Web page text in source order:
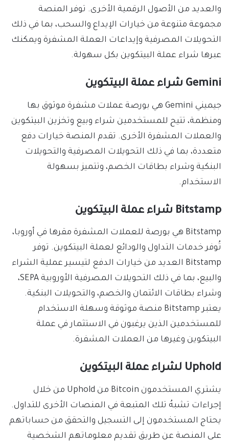
والعديد من الأصول الرقمية الأخرى. توفر المنصة
مجموعة متنوعة من خيارات الإيداع والسحب، بما في ذلك
التحويلات المصرفية وإيداعات العملة المشفرة ويمكنك
عبرها شراء عملة البيتكوين بكل سهولة.
Gemini شراء عملة البيتكوين
جيميني Gemini هي بورصة عملات مشفرة موثوق بها
ومنظمة، تتيح للمستخدمين شراء وبيع وتخزين البيتكوين
والعملات المشفرة الأخرى. تقدم المنصة خيارات دفع
متعددة، بما في ذلك التحويلات المصرفية والتحويلات
البنكية وشراء بطاقات الخصم، وتتميز بسهولة
الاستخدام.
Bitstamp شراء عملة البيتكوين
Bitstamp هي بورصة للعملات المشفرة مقرها في أوروبا،
تُوفر خدمات التداول والودائع لعملة البيتكوين. توفر
Bitstamp العديد من خيارات الدفع لتيسير عملية الشراء
والبيع، بما في ذلك التحويلات المصرفية الأوروبية SEPA،
وشراء بطاقات الائتمان والخصم، والتحويلات البنكية.
يعتبر Bitstamp منصة موثوقة وسهلة الاستخدام
للمستخدمين الذين يرغبون في الاستثمار في عملة
البيتكوين وغيرها من العملات المشفرة.
Uphold لشراء عملة البيتكوين
يشتري المستخدمون Bitcoin من Uphold من خلال
إجراءات تشبهُ تلك المتبعة في المنصات الأخرى للتداول.
يحتاج المستخدمون إلى التسجيل والتحقق من حساباتهم
على المنصة عن طريق تقديم معلوماتهم الشخصية